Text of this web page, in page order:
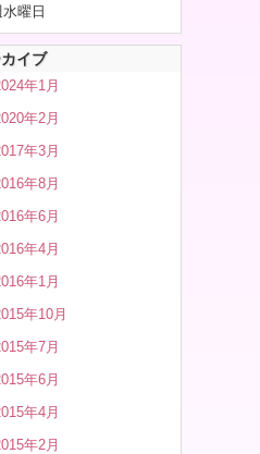
曜日
イブ
年1月
年2月
年3月
年8月
年6月
年4月
年1月
年10月
年7月
年6月
年4月
年2月